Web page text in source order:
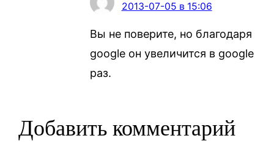
2013-07-05 в 15:06
Вы не поверите, но благодаря
google он увеличится в google
раз.
Добавить комментарий